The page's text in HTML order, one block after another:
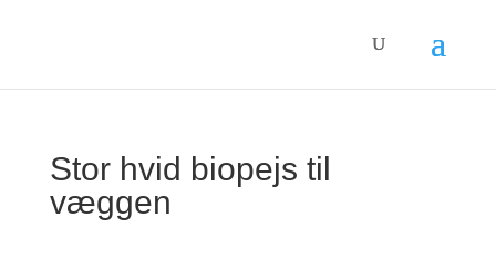
Stor hvid biopejs til
væggen